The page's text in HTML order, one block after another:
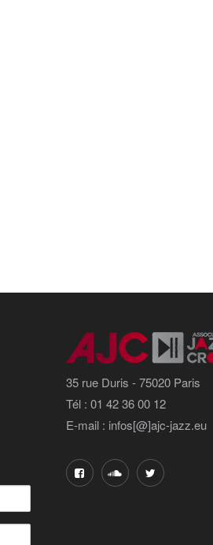
35 rue Duris - 75020 Paris
Tél : 01 42 36 00 12
E-mail : infos[@]ajc-jazz.eu